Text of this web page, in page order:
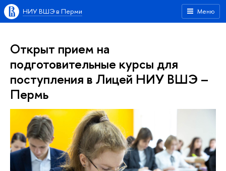
Меню
НИУ ВШЭ в Перми
Открыт прием на
подготовительные курсы для
поступления в Лицей НИУ ВШЭ –
Пермь